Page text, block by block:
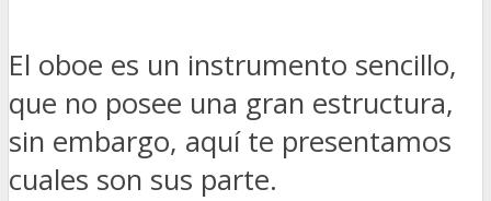
El oboe es un instrumento sencillo,
que no posee una gran estructura,
sin embargo, aquí te presentamos
cuales son sus parte.